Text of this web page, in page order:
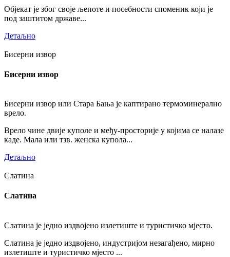
Објекат је због своје љепоте и посебности споменик који је
под заштитом државе...
Детаљно
Бисерни извор
Бисерни извор
Бисерни извор или Стара Бања је каптирано термоминерално
врело.
Врело чине двије куполе и међу-просторије у којима се налазе
каде. Мала или тзв. женска купола...
Детаљно
Слатина
Слатина
Слатина је једно издвојено излетиште и туристичко мјесто.
Слатина је једно издвојено, индустријом незагађено, мирно
излетиште и туристичко мјесто ...